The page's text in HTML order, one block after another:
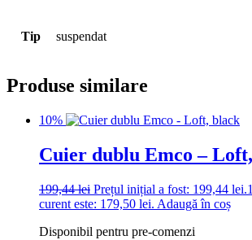
Tip suspendat
Produse similare
10%
Cuier dublu Emco –
199,44lei Prețul inițial a fost: 199,44 lei.
curent este: 179,50 lei. Adaugă în coș
Disponibil pentru pre-comenzi